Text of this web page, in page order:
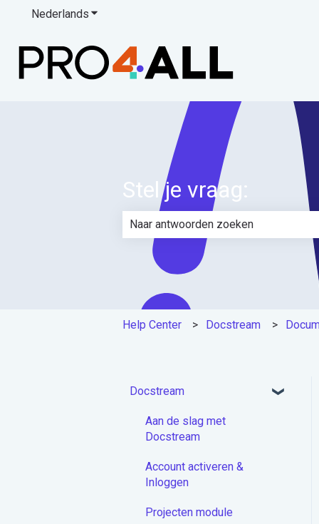
Nederlands Submenu tonen voor vertalingen
Stel je vraag:
Er zijn geen suggesties want het
Help Center Docstream
Docstream
Aan de slag met
Docstream
Account activeren &
Inloggen
Projecten module